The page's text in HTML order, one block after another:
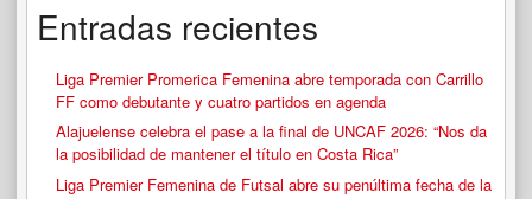
Entradas recientes
Liga Premier Promerica Femenina abre temporada con Carrillo
FF como debutante y cuatro partidos en agenda
Alajuelense celebra el pase a la final de UNCAF 2026: “Nos da
la posibilidad de mantener el título en Costa Rica”
Liga Premier Femenina de Futsal abre su penúltima fecha de la